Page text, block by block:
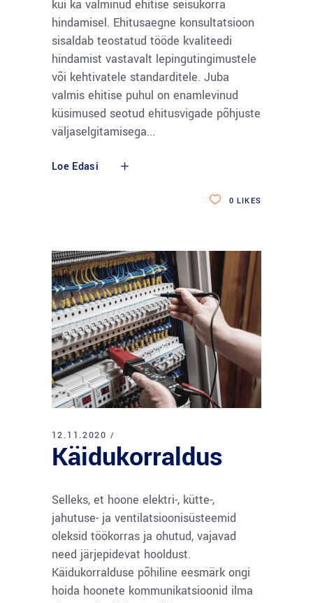
kui ka valminud ehitise seisukorra
hindamisel. Ehitusaegne konsultatsioon
sisaldab teostatud tööde kvaliteedi
hindamist vastavalt lepingutingimustele
või kehtivatele standarditele. Juba
valmis ehitise puhul on enamlevinud
küsimused seotud ehitusvigade põhjuste
väljaselgitamisega
Loe Edasi
0 LIKES
12.11.2020
Käidukorraldus
Selleks, et hoone elektri-, kütte-,
jahutuse- ja ventilatsioonisüsteemid
oleksid töökorras ja ohutud, vajavad
need järjepidevat hooldust.
Käidukorralduse põhiline eesmärk ongi
hoida hoonete kommunikatsioonid ilma